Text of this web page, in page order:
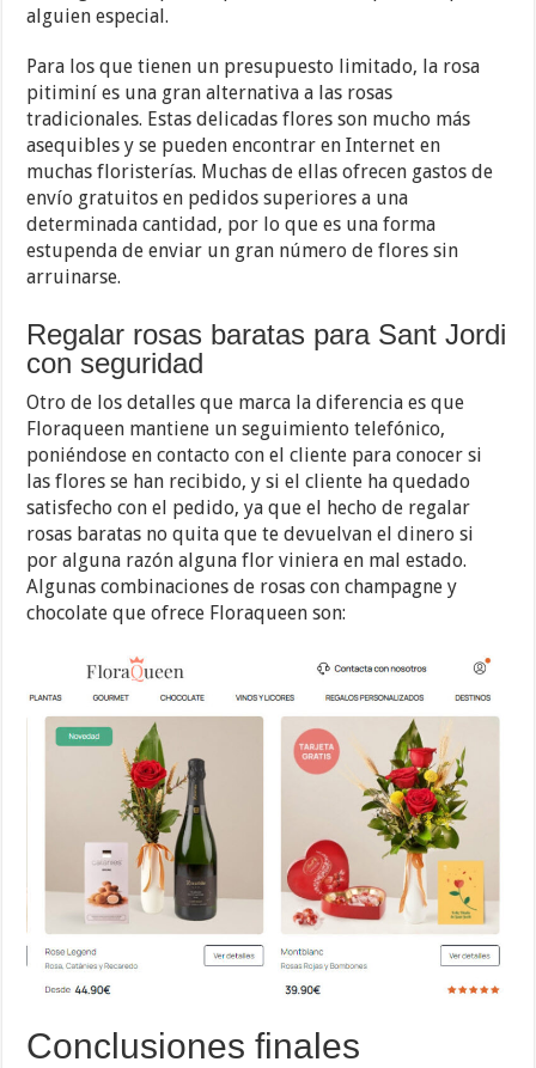
alguien especial.
Para los que tienen un presupuesto limitado, la rosa
pitiminí es una gran alternativa a las rosas
tradicionales. Estas delicadas flores son mucho más
asequibles y se pueden encontrar en Internet en
muchas floristerías. Muchas de ellas ofrecen gastos de
envío gratuitos en pedidos superiores a una
determinada cantidad, por lo que es una forma
estupenda de enviar un gran número de flores sin
arruinarse.
Regalar rosas baratas para Sant Jordi
con seguridad
Otro de los detalles que marca la diferencia es que
Floraqueen mantiene un seguimiento telefónico,
poniéndose en contacto con el cliente para conocer si
las flores se han recibido, y si el cliente ha quedado
satisfecho con el pedido, ya que el hecho de regalar
rosas baratas no quita que te devuelvan el dinero si
por alguna razón alguna flor viniera en mal estado.
Algunas combinaciones de rosas con champagne y
chocolate que ofrece Floraqueen son:
Conclusiones finales